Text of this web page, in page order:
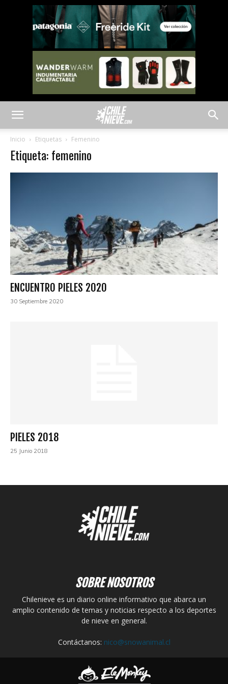
Inicio Etiquetas Femenino
Etiqueta: femenino
ENCUENTRO PIELES 2020
30 Septiembre 2020
PIELES 2018
25 Junio 2018
SOBRE NOSOTROS
Chilenieve es un diario online informativo que abarca un
amplio contenido de temas y noticias respecto a los deportes
de nieve en general.
Contáctanos: nico@snowanimal.cl